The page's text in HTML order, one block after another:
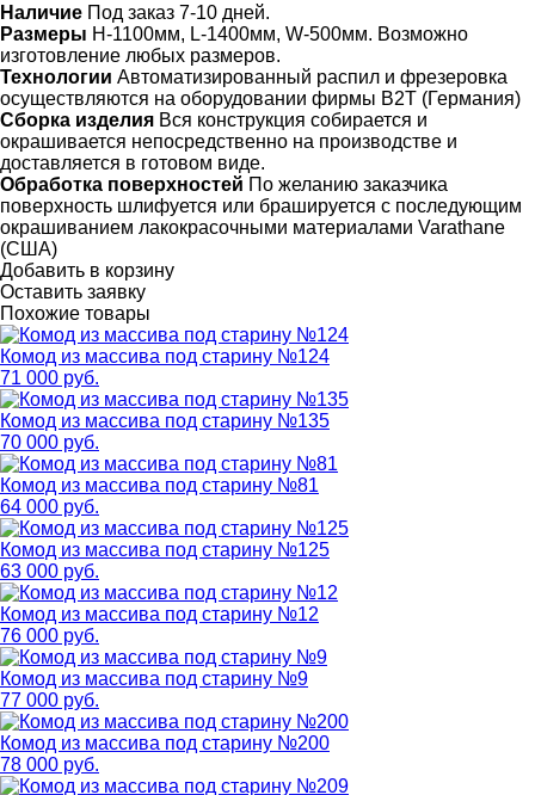
Наличие Под заказ 7-10 дней.
Размеры H-1100мм, L-1400мм, W-500мм. Возможно
изготовление любых размеров.
Технологии Автоматизированный распил и фрезеровка
осуществляются на оборудовании фирмы B2T (Германия)
Сборка изделия Вся конструкция собирается и
окрашивается непосредственно на производстве и
доставляется в готовом виде.
Обработка поверхностей По желанию заказчика
поверхность шлифуется или брашируется с последующим
окрашиванием лакокрасочными материалами Varathane
(США)
Добавить в корзину
Оставить заявку
Похожие товары
Комод из массива под старину №124
71 000 руб.
Комод из массива под старину №135
70 000 руб.
Комод из массива под старину №81
64 000 руб.
Комод из массива под старину №125
63 000 руб.
Комод из массива под старину №12
76 000 руб.
Комод из массива под старину №9
77 000 руб.
Комод из массива под старину №200
78 000 руб.